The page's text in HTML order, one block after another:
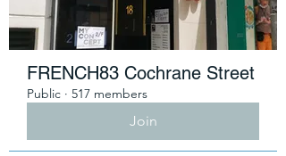
FRENCH83 Cochrane Street
Public · 517 members
Join